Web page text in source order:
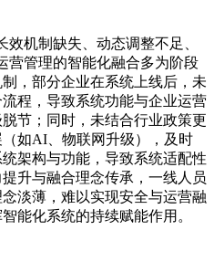
效机制缺失、动态调整不足、
营管理的智能化融合多为阶段
，部分企业在系统上线后，未
程，导致系统功能与企业运营
节；同时，未结合行业政策更
如AI、物联网升级），及时
架构与功能，导致系统适配性
升与融合理念传承，一线人员
淡薄，难以实现安全与运营融
能化系统的持续赋能作用。